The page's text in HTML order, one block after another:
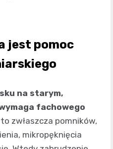
jest pomoc
na starym,
fachowego
zwłaszcza pomników,
mikropęknięcia